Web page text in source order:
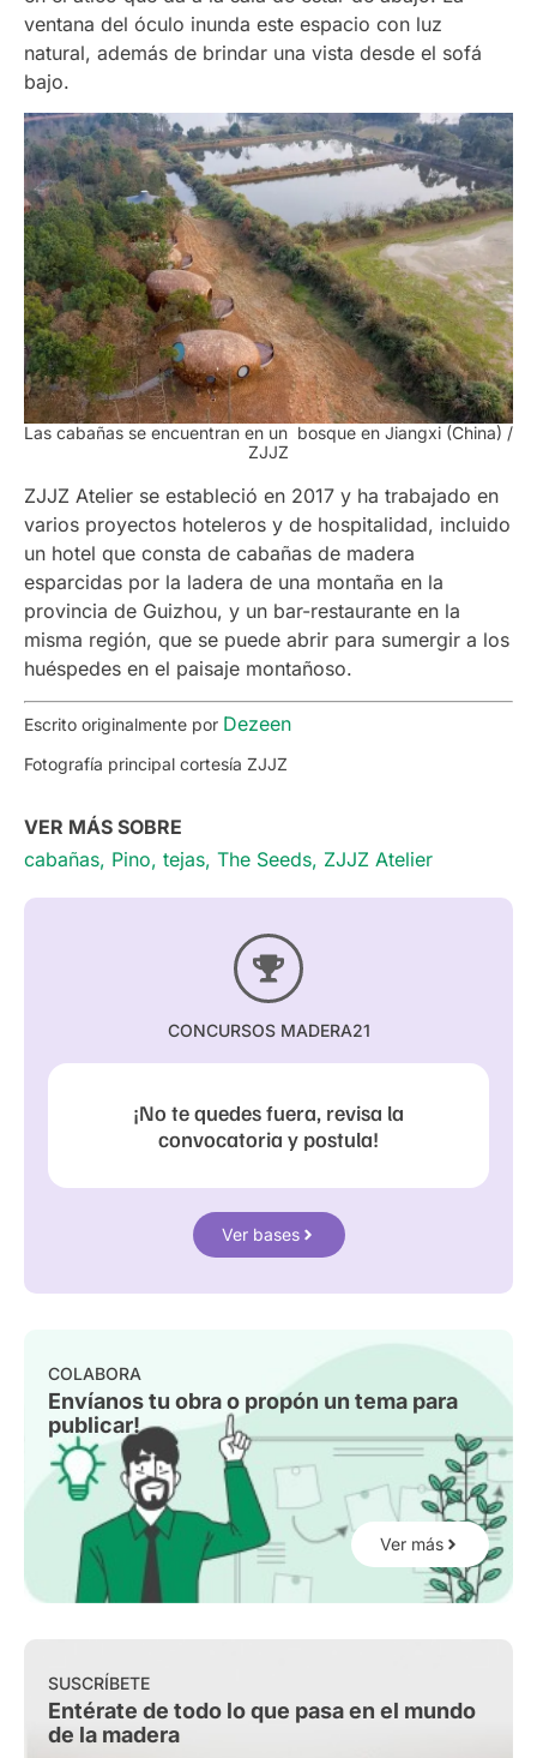
ventana del óculo inunda este espacio con luz
natural, además de brindar una vista desde el sofá
bajo.
Las cabañas se encuentran en un bosque en Jiangxi (China) /
ZJJZ
ZJJZ Atelier se estableció en 2017 y ha trabajado en
varios proyectos hoteleros y de hospitalidad, incluido
un hotel que consta de cabañas de madera
esparcidas por la ladera de una montaña en la
provincia de Guizhou, y un bar-restaurante en la
misma región, que se puede abrir para sumergir a los
huéspedes en el paisaje montañoso.
Escrito originalmente por Dezeen
Fotografía principal cortesía ZJJZ
VER MÁS SOBRE
cabañas, Pino, tejas, The Seeds, ZJJZ Atelier
CONCURSOS MADERA21
¡No te quedes fuera, revisa la
convocatoria y postula!
Ver bases
COLABORA
Envíanos tu obra o propón un tema para
publicar!
Ver más
SUSCRÍBETE
Entérate de todo lo que pasa en el mundo
de la madera